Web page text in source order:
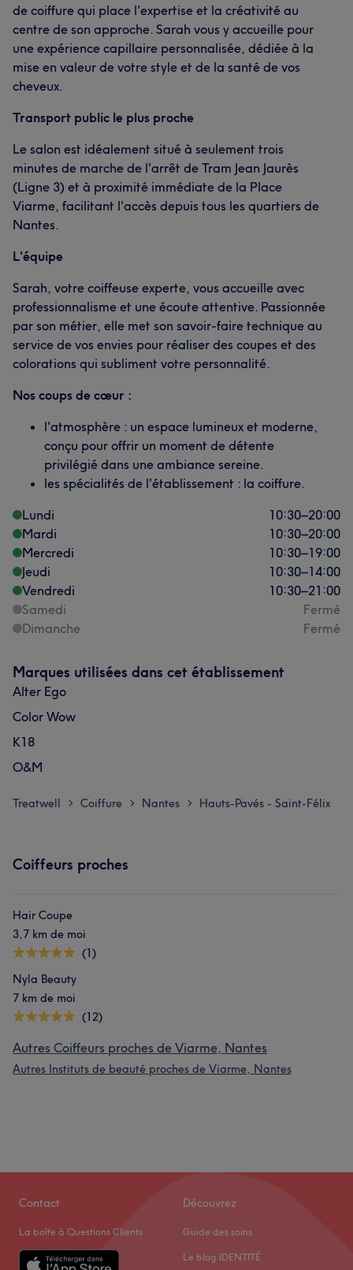
de coiffure qui place l'expertise et la créativité au
centre de son approche. Sarah vous y accueille pour
une expérience capillaire personnalisée, dédiée à la
mise en valeur de votre style et de la santé de vos
cheveux.
Transport public le plus proche
Le salon est idéalement situé à seulement trois
minutes de marche de l'arrêt de Tram Jean Jaurès
(Ligne 3) et à proximité immédiate de la Place
Viarme, facilitant l'accès depuis tous les quartiers de
Nantes.
L'équipe
Sarah, votre coiffeuse experte, vous accueille avec
professionnalisme et une écoute attentive. Passionnée
par son métier, elle met son savoir-faire technique au
service de vos envies pour réaliser des coupes et des
colorations qui subliment votre personnalité.
Nos coups de cœur :
l'atmosphère : un espace lumineux et moderne,
conçu pour offrir un moment de détente
privilégié dans une ambiance sereine.
les spécialités de l'établissement : la coiffure.
Lundi
10:30–20:00
Mardi
10:30–20:00
Mercredi
10:30–19:00
Jeudi
10:30–14:00
Vendredi
10:30–21:00
Samedi
Fermé
Dimanche
Fermé
Marques utilisées dans cet établissement
Alter Ego
Color Wow
K18
O&M
Treatwell > Coiffure > Nantes > Hauts-Pavés - Saint-Félix
Coiffeurs proches
Hair Coupe
3,7 km de moi
(1)
Nyla Beauty
7 km de moi
(12)
Autres Coiffeurs proches de Viarme, Nantes
Autres Instituts de beauté proches de Viarme, Nantes
Contact
La boîte à Questions Clients
Découvrez
Guide des soins
Le blog IDENTITÉ